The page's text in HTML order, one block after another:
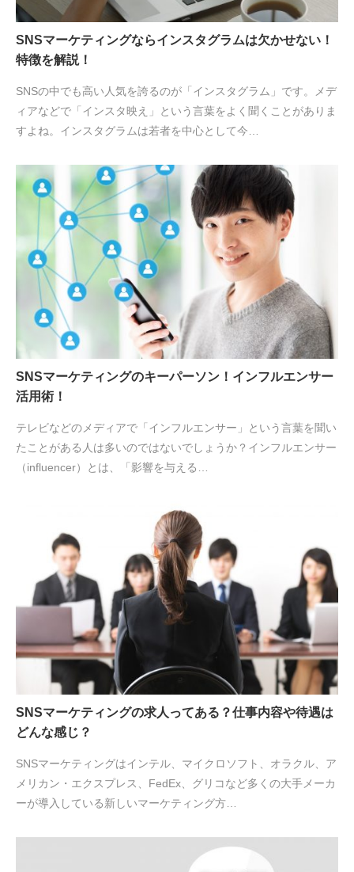
SNSマーケティングならインスタグラムは欠かせない！
特徴を解説！
SNSの中でも高い人気を誇るのが「インスタグラム」です。メデ
ィアなどで「インスタ映え」という言葉をよく聞くことがありま
すよね。インスタグラムは若者を中心として今…
SNSマーケティングのキーパーソン！インフルエンサー
活用術！
テレビなどのメディアで「インフルエンサー」という言葉を聞い
たことがある人は多いのではないでしょうか？インフルエンサー
（influencer）とは、「影響を与える…
SNSマーケティングの求人ってある？仕事内容や待遇は
どんな感じ？
SNSマーケティングはインテル、マイクロソフト、オラクル、ア
メリカン・エクスプレス、FedEx、グリコなど多くの大手メーカ
ーが導入している新しいマーケティング方…